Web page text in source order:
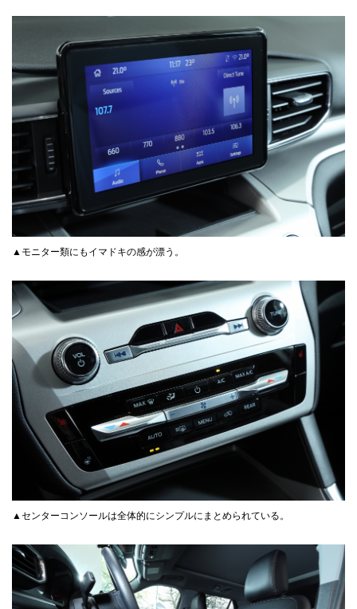
▲モニター類にもイマドキの感が漂う。
▲センターコンソールは全体的にシンプルにまとめられている。